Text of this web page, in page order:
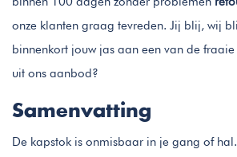
onze klanten graag tevreden. Jij blij, wij
binnenkort jouw jas aan een van de
uit ons aanbod?
Samenvatting
De kapstok is onmisbaar in je gang of